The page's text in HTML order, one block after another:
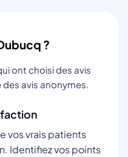
?
ont choisi des avis
avis anonymes.
vos vrais patients
Identifiez vos points